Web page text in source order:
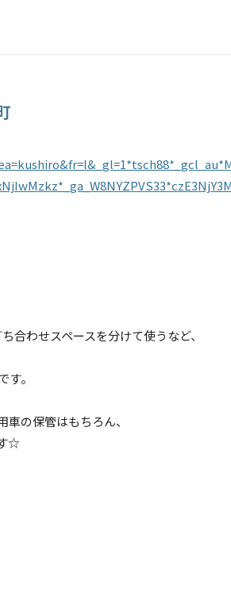
合わせスペースを分けて使うなど、
。
の保管はもちろん、
☆